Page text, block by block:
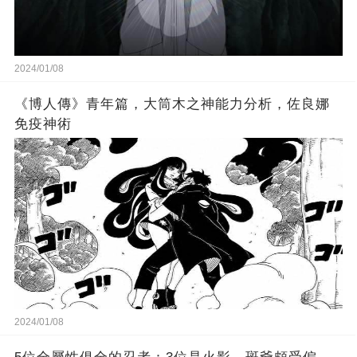
2024/01/08
《博人傳》青年篇，大筒木之神能力分析，佐良娜
免疫神術
2024/01/08